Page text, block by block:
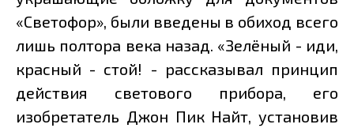
«Светофор», были введены в обиход всего
лишь полтора века назад. «Зелёный - иди,
красный - стой! - рассказывал принцип
действия светового прибора, его
изобретатель Джон Пик Найт, установив